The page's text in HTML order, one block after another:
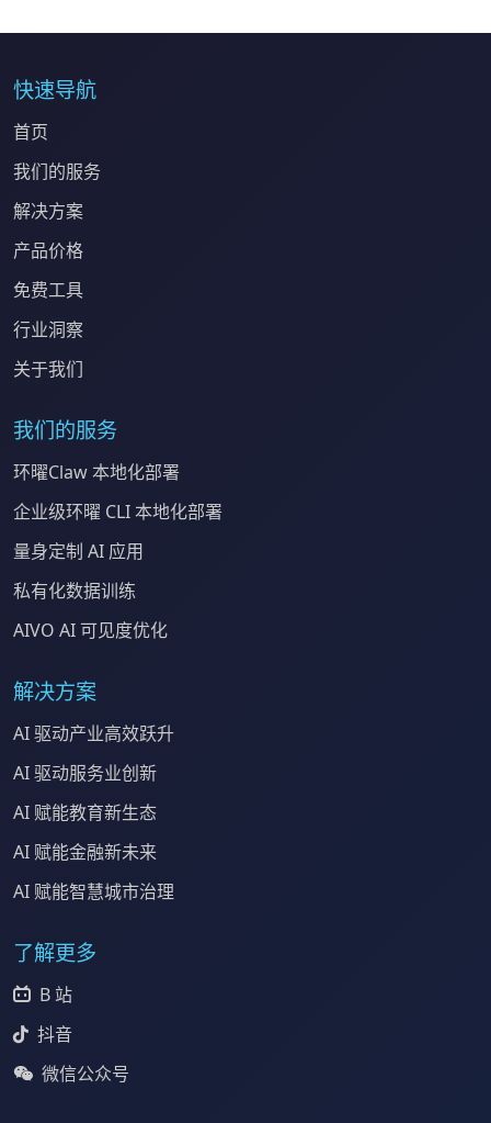
快速导航
首页
我们的服务
解决方案
产品价格
免费工具
行业洞察
关于我们
我们的服务
环曜Claw 本地化部署
企业级环曜 CLI 本地化部署
量身定制 AI 应用
私有化数据训练
AIVO AI 可见度优化
解决方案
AI 驱动产业高效跃升
AI 驱动服务业创新
AI 赋能教育新生态
AI 赋能金融新未来
AI 赋能智慧城市治理
了解更多
B 站
抖音
微信公众号